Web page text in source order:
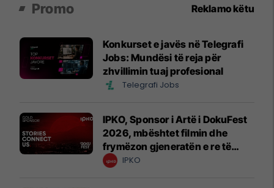
Promo Reklamo këtu
Konkurset e javës në Telegrafi
Jobs: Mundësi të reja për
zhvillimin tuaj profesional
Telegrafi Jobs
IPKO, Sponsor i Artë i DokuFest
2026, mbështet filmin dhe
frymëzon gjeneratën e re të
krijuesve
IPKO